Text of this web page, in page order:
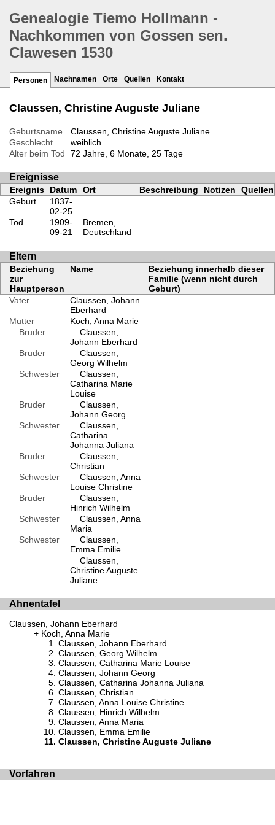
Genealogie Tiemo Hollmann -
Nachkommen von Gossen sen.
Clawesen 1530
Personen Nachnamen Orte Quellen Kontakt
Claussen, Christine Auguste Juliane
Geburtsname
Claussen, Christine Auguste Juliane
Geschlecht
weiblich
Alter beim Tod
72 Jahre, 6 Monate, 25 Tage
Ereignisse
Ereignis Datum Ort Beschreibung Notizen
Quellen
Geburt
1837-
02-25
Tod
1909-
09-21
Bremen,
Deutschland
Eltern
Beziehung
zur
Hauptperson
Name
Beziehung innerhalb dieser
Familie (wenn nicht durch
Geburt)
Vater
Claussen, Johann
Eberhard
Mutter
Koch, Anna Marie
Bruder
Claussen,
Johann Eberhard
Bruder
Claussen,
Georg Wilhelm
Schwester
Claussen,
Catharina Marie
Louise
Bruder
Claussen,
Johann Georg
Schwester
Claussen,
Catharina
Johanna Juliana
Bruder
Claussen,
Christian
Schwester
Claussen, Anna
Louise Christine
Bruder
Claussen,
Hinrich Wilhelm
Schwester
Claussen, Anna
Maria
Schwester
Claussen,
Emma Emilie
Claussen,
Christine Auguste
Juliane
Ahnentafel
Claussen, Johann Eberhard
Koch, Anna Marie
Claussen, Johann Eberhard
Claussen, Georg Wilhelm
Claussen, Catharina Marie Louise
Claussen, Johann Georg
Claussen, Catharina Johanna Juliana
Claussen, Christian
Claussen, Anna Louise Christine
Claussen, Hinrich Wilhelm
Claussen, Anna Maria
Claussen, Emma Emilie
Claussen, Christine Auguste Juliane
Vorfahren